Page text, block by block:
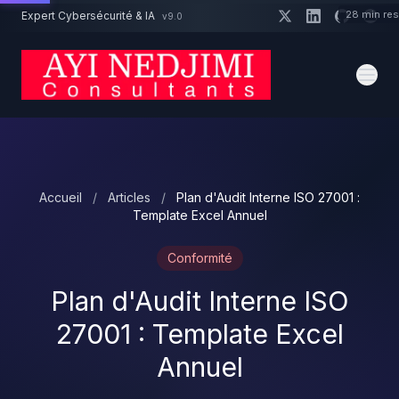
Aller au contenu principal
Expert Cybersécurité & IA v9.0
Accueil / Articles /
Plan d'Audit Interne ISO 27001 :
Template Excel Annuel
Conformité
Plan d'Audit Interne ISO
27001 : Template Excel
Annuel
Un projet cybersécurité ? 28 min